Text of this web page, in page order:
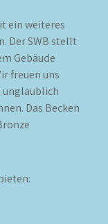
ein weiteres
Der SWB stellt
Gebäude
freuen uns
unglaublich
Das Becken